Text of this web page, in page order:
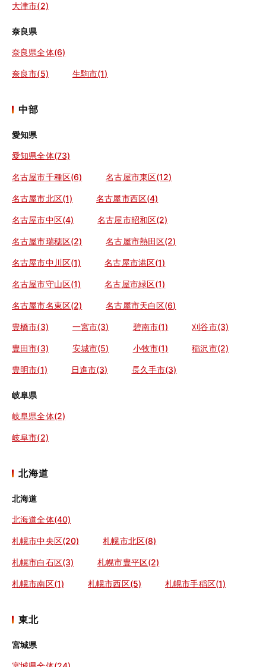
大津市(2)
奈良県
奈良県全体(6)
奈良市(5) 生駒市(1)
中部
愛知県
愛知県全体(73)
名古屋市千種区(6) 名古屋市東区(12)
名古屋市北区(1) 名古屋市西区(4)
名古屋市中区(4) 名古屋市昭和区(2)
名古屋市瑞穂区(2) 名古屋市熱田区(2)
名古屋市中川区(1) 名古屋市港区(1)
名古屋市守山区(1) 名古屋市緑区(1)
名古屋市名東区(2) 名古屋市天白区(6)
豊橋市(3) 一宮市(3) 碧南市(1) 刈谷市(3)
豊田市(3) 安城市(5) 小牧市(1) 稲沢市(2)
豊明市(1) 日進市(3) 長久手市(3)
岐阜県
岐阜県全体(2)
岐阜市(2)
北海道
北海道
北海道全体(40)
札幌市中央区(20) 札幌市北区(8)
札幌市白石区(3) 札幌市豊平区(2)
札幌市南区(1) 札幌市西区(5) 札幌市手稲区(1)
東北
宮城県